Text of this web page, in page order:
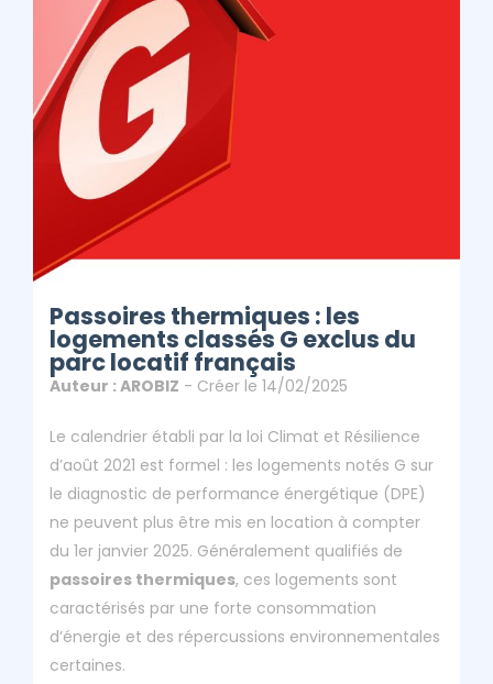
Français
ClicAndDiag
Article - Passoires Thermiques : Les Logements Classés
G Exclus Du Parc Locatif Français
Passoires thermiques : les
logements classés G exclus du
parc locatif français
Auteur : AROBIZ - Créer le 14/02/2025
Le calendrier établi par la loi Climat et Résilience
d’août 2021 est formel : les logements notés G sur
le diagnostic de performance énergétique (DPE)
ne peuvent plus être mis en location à compter
du 1er janvier 2025. Généralement qualifiés de
passoires thermiques, ces logements sont
caractérisés par une forte consommation
d’énergie et des répercussions environnementales
certaines.